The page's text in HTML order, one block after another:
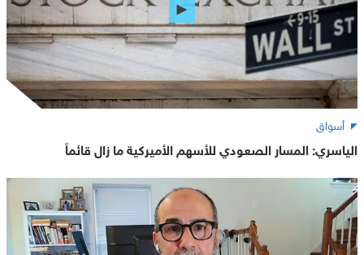
أسواق
الياسري: المسار الصعودي للأسهم الأميركية ما زال قائماً